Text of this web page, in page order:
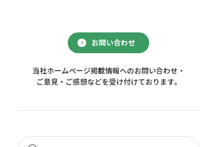
お問い合わせ
当社ホームページ掲載情報へのお問い合わせ・
ご意見・ご感想などを受け付けております。